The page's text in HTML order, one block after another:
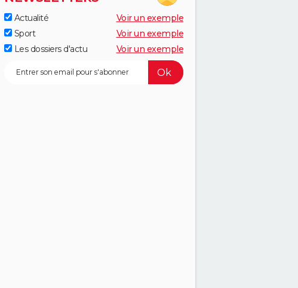
Actualité
Voir un exemple
Sport
Voir un exemple
Les dossiers d'actu
Voir un exemple